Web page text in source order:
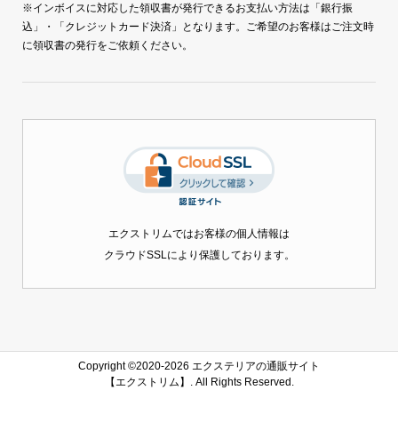
※インボイスに対応した領収書が発行できるお支払い方法は「銀行振
込」・「クレジットカード決済」となります。ご希望のお客様はご注文時
に領収書の発行をご依頼ください。
エクストリムではお客様の個人情報は
クラウドSSLにより保護しております。
Copyright ©2020-2026 エクステリアの通販サイト
【エクストリム】. All Rights Reserved.